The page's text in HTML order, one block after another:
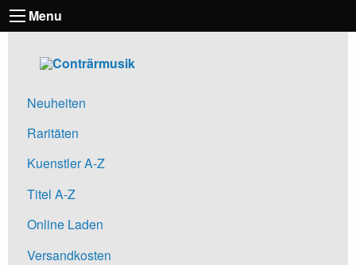
Menu
Neuheiten
Raritäten
Kuenstler A-Z
Titel A-Z
Online Laden
Versandkosten